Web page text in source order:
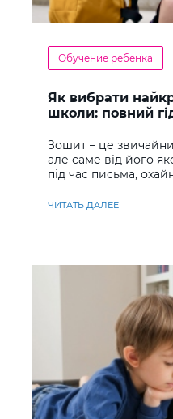
Обучение ребенка
Як вибрати
школи: повний
Зошит – це
але саме від його
під час письма,
ЧИТАТЬ ДАЛЕЕ